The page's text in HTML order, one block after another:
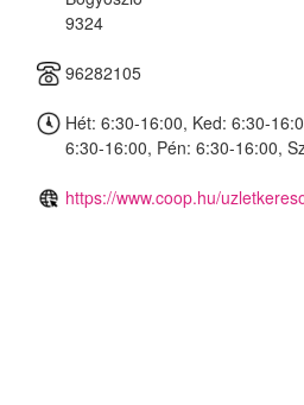
9324
96282105
Hét: 6:30-16:00, Ked: 6:30-
6:30-16:00, Pén: 6:30-16:00,
https://www.coop.hu/